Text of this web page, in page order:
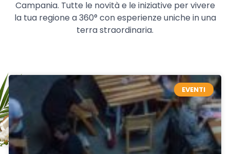
Campania. Tutte le novità e le iniziative per vivere
la tua regione a 360° con esperienze uniche in una
terra straordinaria.
EVENTI